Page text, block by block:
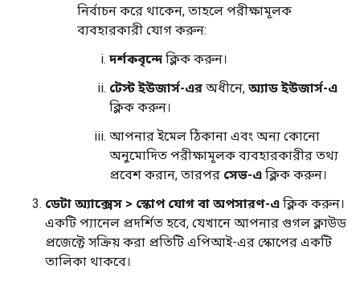
নির্বাচন করে থাকেন, তাহলে পরীক্ষামূলক
ব্যবহারকারী যোগ করুন:
দর্শকবৃন্দে ক্লিক করুন।
টেস্ট ইউজার্স-এর অধীনে, অ্যাড ইউজার্স-এ
ক্লিক করুন।
আপনার ইমেল ঠিকানা এবং অন্য কোনো
অনুমোদিত পরীক্ষামূলক ব্যবহারকারীর তথ্য
প্রবেশ করান, তারপর সেভ-এ ক্লিক করুন।
ডেটা অ্যাক্সেস > স্কোপ যোগ বা অপসারণ-এ ক্লিক করুন।
একটি প্যানেল প্রদর্শিত হবে, যেখানে আপনার গুগল ক্লাউড
প্রজেক্টে সক্রিয় করা প্রতিটি এপিআই-এর স্কোপের একটি
তালিকা থাকবে।